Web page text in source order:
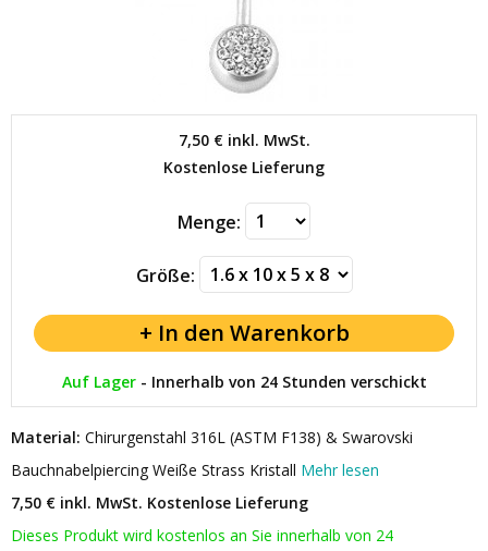
7,50 €inkl. MwSt.
Kostenlose Lieferung
Menge:
Größe:
Auf Lager- Innerhalb von 24 Stunden verschickt
Material: Chirurgenstahl 316L (ASTM F138) & Swarovski
Bauchnabelpiercing Weiße Strass Kristall Mehr lesen
7,50 € inkl. MwSt. Kostenlose Lieferung
Dieses Produkt wird kostenlos an Sie innerhalb von 24